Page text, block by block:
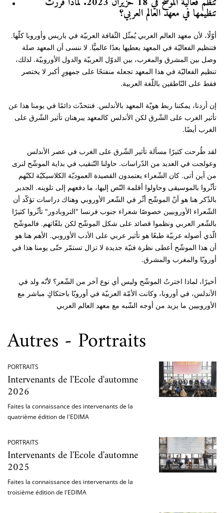
تنظيمها في معهد العالم العربي؟
أوّلًا، لأن معهد العالم العربي يُمثّل الثّقافة العربيّة في باريس وأوروبا كلّها.
فتنظيم الفعاليّة في المعهد يعطيها بعدًا عالميًّا. لا ننسى أن المعهد صلة
وصل بين المشرق والمغرب، بين الدوّل العربيّة والدول الأوروبيّة. لذلك،
تنظيم الفعاليّة في هذا المعهد تجعله منفتحًا على جمهورٍ أكبر لا يختصر
فقط على النّاطقين باللّغة العربية.
إن أردنا، يمكننا ربط هويّة المعهد بالأندلس. فنتحدّث دائمًا في يومنا هذا عن
تأثير الغرب على الشّرق لكن الأندلس كالمعهد يبرهنان تأثير الشّرق على
الغرب أيضًا.
لقد طُرحت كثيرًا مسألة تأثير الشّرق على الغرب في عصر الأندلس
وعولجت في العديد من الدّراسات. حاولنا التّنقيب في بداية الموشّح لنرى
من أين أتى. كان الشّعراء يعتمدون القصيدة العموديّة الكلاسيكيّة لكنّهم
تأثّروا بالموسيقى وحاولوا أقلمة النّص إليها، ما دفعهم إلى تلوينه. الجدير
بالذّكر هنا هو أنّ الموشّح أثّر في الشّعر الأوروبي وهناك دراسات تؤكّد أن
الشّعراء الأوروبيين خصوصًا شعراء جنوب فرنسا "التروبادور" تأثّروا كثيرًا
بالشّعر العربي ونظموا قصائد على شكل الموشّح لكن بلغّاتهم. فالموشّح
الّذي أصوله عربيّة طبعًا هو تأثير عربي على الأدب الأوروبي. الأهم هنا هو
أن هذا الموشّح أعطى نظرة فنيّة جديدة لا تزال تستمّر حتّى يومنا هذا في
أوروبّا والمغرب والمشرق.
أخيرًا، لماذا اخترتُ الموشّح وليس أي نوع آخر من الشّعر؟ لأنّه ولد في
الأندلس، في أوروبا، وكانت الأمّة العربيّة في أوروبّا باحتكاكٍ مباشر مع
الأوروبيين ما يزيد من أوجه الشّبه مع معهد العالم العربي
Autres - Portraits
PORTRAITS
Intervenants de l'Ecole d'automne
2026
Faites la connaissance des intervenants de la
quatrième édition de l'EDIMA
PORTRAITS
Intervenants de l'Ecole d'automne
2025
Faites la connaissance des intervenants de la
troisième édition de l'EDIMA